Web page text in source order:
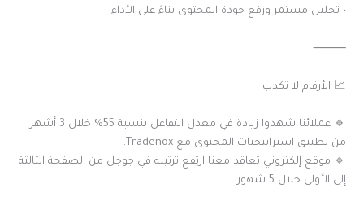
• تحليل مستمر ورفع جودة المحتوى بناءً على الأداء
⸻
📈 الأرقام لا تكذب
🔹 عملائنا شهدوا زيادة في معدل التفاعل بنسبة 55% خلال 3 أشهر
من تطبيق استراتيجيات المحتوى مع Tradenox.
🔹 موقع إلكتروني تعاقد معنا ارتفع ترتيبه في جوجل من الصفحة الثالثة
إلى الأولى خلال 5 شهور.